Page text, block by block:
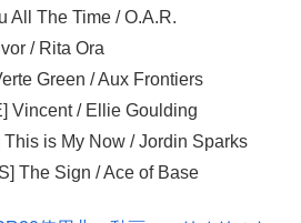
All The Time / O.A.R.
/ Rita Ora
Green / Aux Frontiers
Vincent / Ellie Goulding
is My Now / Jordin Sparks
The Sign / Ace of Base